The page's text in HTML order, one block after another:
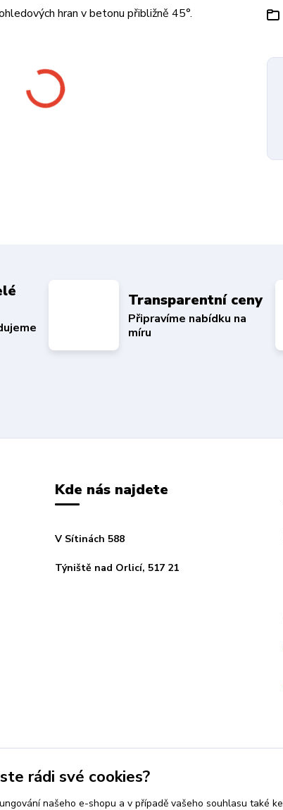
hran v betonu přibližně 45°.
Transparentní ceny
Připravíme nabídku na
míru
Kde nás najdete
V Sítinách 588
Týniště nad Orlicí, 517 21
rádi své cookies?
našeho e-shopu a v případě vašeho souhlasu také ke